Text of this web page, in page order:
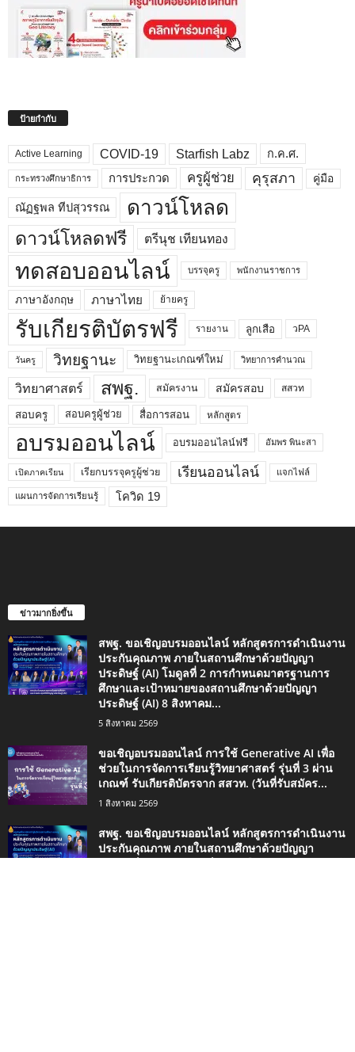
ป้ายกำกับ
Active Learning COVID-19 Starfish Labz ก.ค.ศ.
กระทรวงศึกษาธิการ การประกวด ครูผู้ช่วย คุรุสภา คู่มือ
ณัฏฐพล ทีปสุวรรณ ดาวน์โหลด
ดาวน์โหลดฟรี ตรีนุช เทียนทอง
ทดสอบออนไลน์ บรรจุครู พนักงานราชการ
ภาษาอังกฤษ ภาษาไทย ย้ายครู
รับเกียรติบัตรฟรี รายงาน ลูกเสือ วPA
วันครู วิทยฐานะ วิทยฐานะเกณฑ์ใหม่ วิทยาการคำนวณ
วิทยาศาสตร์ สพฐ. สมัครงาน สมัครสอบ สสวท
สอบครู สอบครูผู้ช่วย สื่อการสอน หลักสูตร
อบรมออนไลน์ อบรมออนไลน์ฟรี อัมพร พินะสา
เปิดภาคเรียน เรียกบรรจุครูผู้ช่วย เรียนออนไลน์ แจกไฟล์
แผนการจัดการเรียนรู้ โควิด 19
ข่าวมากยิ่งขึ้น
สพฐ. ขอเชิญอบรมออนไลน์ หลักสูตรการดำเนินงาน
ประกันคุณภาพ ภายในสถานศึกษาด้วยปัญญา
ประดิษฐ์ (AI) โมดูลที่ 2 การกำหนดมาตรฐานการ
ศึกษาและเป้าหมายของสถานศึกษาด้วยปัญญา
ประดิษฐ์ (AI) 8 สิงหาคม...
5 สิงหาคม 2569
ขอเชิญอบรมออนไลน์ การใช้ Generative AI เพื่อ
ช่วยในการจัดการเรียนรู้วิทยาศาสตร์ รุ่นที่ 3 ผ่าน
เกณฑ์ รับเกียรติบัตรจาก สสวท. (วันที่รับสมัคร...
1 สิงหาคม 2569
สพฐ. ขอเชิญอบรมออนไลน์ หลักสูตรการดำเนินงาน
ประกันคุณภาพ ภายในสถานศึกษาด้วยปัญญา